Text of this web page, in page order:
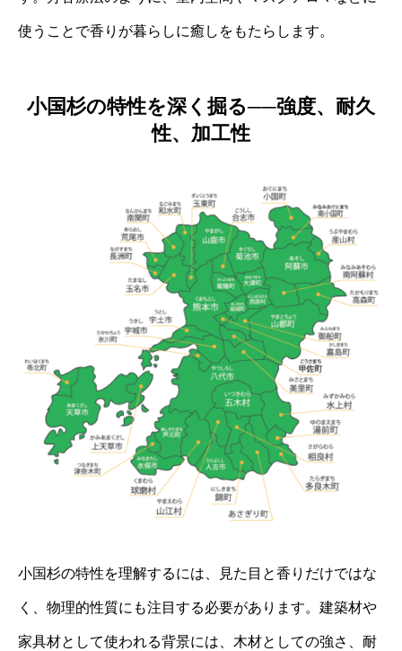
使うことで香りが暮らしに癒しをもたらします。
小国杉の特性を深く掘る──強度、耐久
性、加工性
小国杉の特性を理解するには、見た目と香りだけではな
く、物理的性質にも注目する必要があります。建築材や
家具材として使われる背景には、木材としての強さ、耐